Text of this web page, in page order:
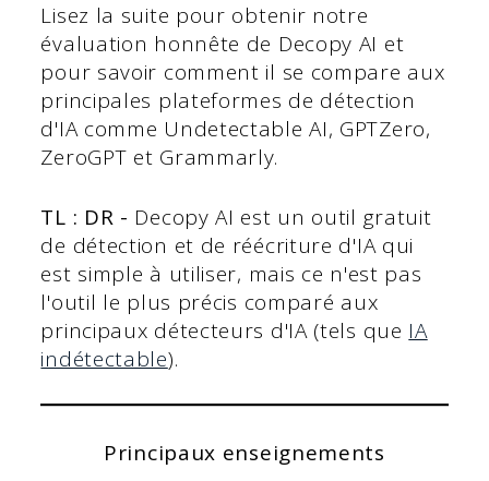
Lisez la suite pour obtenir notre
évaluation honnête de Decopy AI et
pour savoir comment il se compare aux
principales plateformes de détection
d'IA comme Undetectable AI, GPTZero,
ZeroGPT et Grammarly.
TL : DR - Decopy AI est un outil gratuit
de détection et de réécriture d'IA qui
est simple à utiliser, mais ce n'est pas
l'outil le plus précis comparé aux
principaux détecteurs d'IA (tels que IA
indétectable).
Principaux enseignements